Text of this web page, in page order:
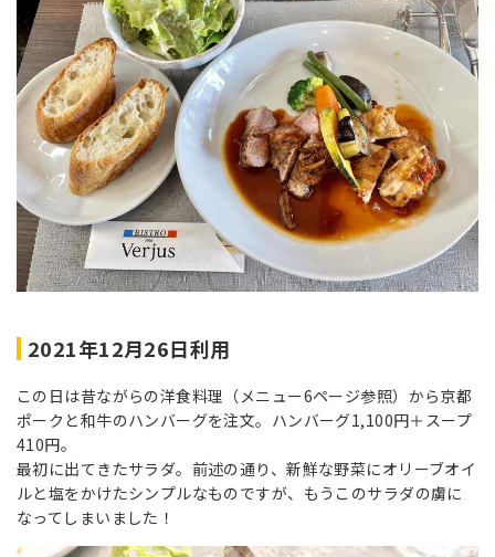
2021年12月26日利用
この日は昔ながらの洋食料理（メニュー6ページ参照）から京都
ポークと和牛のハンバーグを注文。ハンバーグ1,100円＋スープ
410円。
最初に出てきたサラダ。前述の通り、新鮮な野菜にオリーブオイ
ルと塩をかけたシンプルなものですが、もうこのサラダの虜に
なってしまいました！